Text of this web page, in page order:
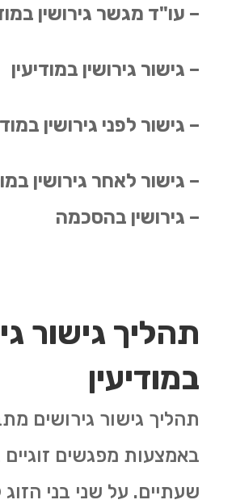
– עו"ד מגשר גירושין
– גישור גירושין במודיעין
– גישור לפני גירושין
– גישור לאחר גירושין
– גירושין בהסכמה
תהליך גישור
במודיעין
תהליך גישור גירושים
באמצעות מפגשים
שעתיים. על שני בני הזוג